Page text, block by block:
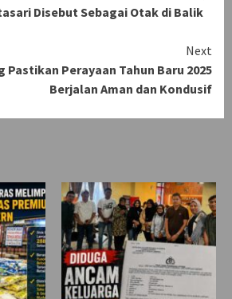
Disebut Sebagai Otak di Balik
Next
Pastikan Perayaan Tahun Baru 2025
Berjalan Aman dan Kondusif